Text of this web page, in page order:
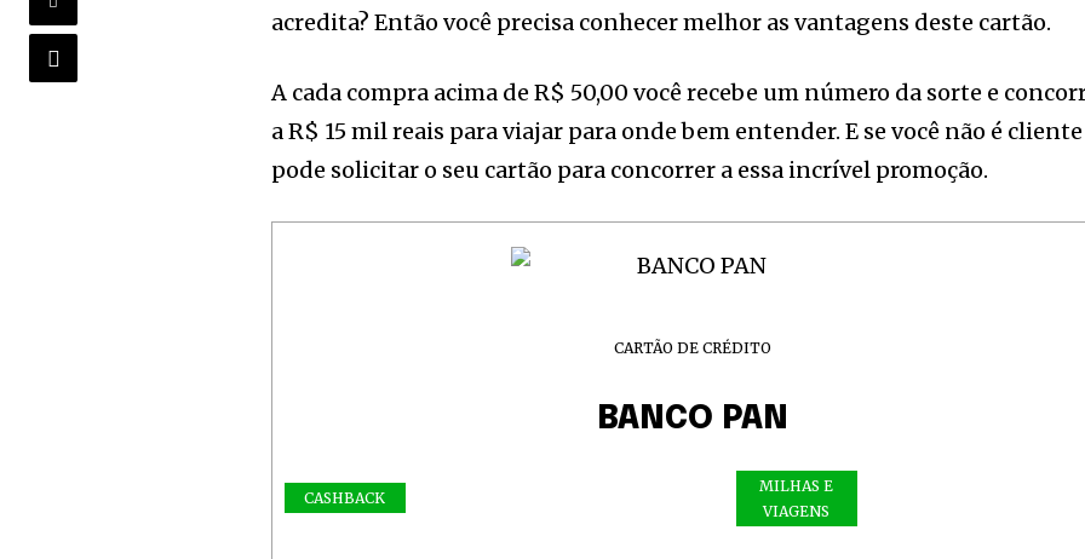
acredita? Então você precisa conhecer melhor as vantagens deste cartão.
A cada compra acima de R$ 50,00 você recebe um número da sorte e
a R$ 15 mil reais para viajar para onde bem entender. E se você não é cliente
pode solicitar o seu cartão para concorrer a essa incrível promoção.
CARTÃO DE CRÉDITO
BANCO PAN
CASHBACK
MILHAS E
VIAGENS